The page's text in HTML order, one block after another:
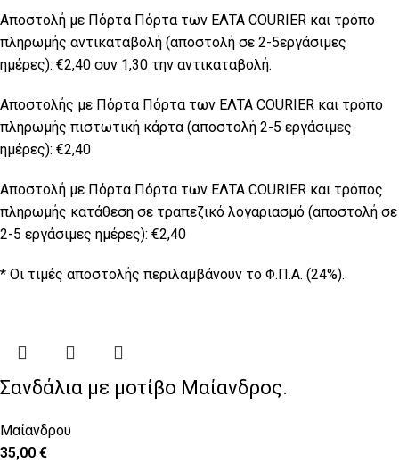
Αποστολή με Πόρτα Πόρτα των ΕΛΤΑ COURIER και τρόπο
πληρωμής αντικαταβολή (αποστολή σε 2-5εργάσιμες
ημέρες): €2,40 συν 1,30 την αντικαταβολή.
Αποστολής με Πόρτα Πόρτα των ΕΛTA COURIER και τρόπο
πληρωμής πιστωτική κάρτα (αποστολή 2-5 εργάσιμες
ημέρες): €2,40
Αποστολή με Πόρτα Πόρτα των ΕΛΤΑ COURIER και τρόπος
πληρωμής κατάθεση σε τραπεζικό λογαριασμό (αποστολή σε
2-5 εργάσιμες ημέρες): €2,40
* Οι τιμές αποστολής περιλαμβάνουν το Φ.Π.Α. (24%).
Σανδάλια με μοτίβο Μαίανδρος.
Μαίανδρου
35,00 €